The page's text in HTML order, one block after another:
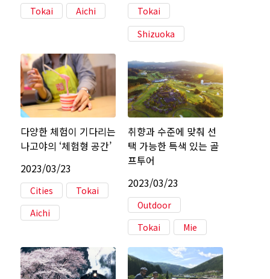
Tokai
Aichi
Tokai
Shizuoka
다양한 체험이 기다리는
나고야의 ‘체험형 공간’
2023/03/23
Cities
Tokai
Aichi
취향과 수준에 맞춰 선
택 가능한 특색 있는 골
프투어
2023/03/23
Outdoor
Tokai
Mie